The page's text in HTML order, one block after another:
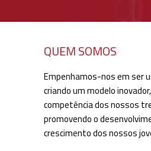
QUEM SOMOS
Empenhamos-nos em ser
criando um modelo
competência dos nossos
promovendo o
crescimento dos nossos